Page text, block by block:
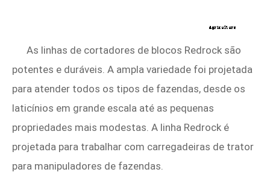
As linhas de cortadores de blocos Redrock são
potentes e duráveis. A ampla variedade foi projetada
para atender todos os tipos de fazendas, desde os
laticínios em grande escala até as pequenas
propriedades mais modestas. A linha Redrock é
projetada para trabalhar com carregadeiras de trator
para manipuladores de fazendas.